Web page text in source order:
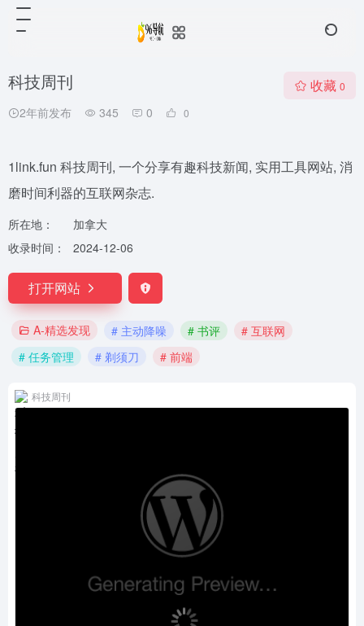
科技周刊
2年前发布 345 0 0
收藏 0
1link.fun 科技周刊, 一个分享有趣科技新闻, 实用工具网站, 消
磨时间利器的互联网杂志.
所在地：
加拿大
收录时间：
2024-12-06
打开网站
A-精选发现 # 主动降噪 # 书评
# 互联网
# 任务管理
# 剃须刀 # 前端
科技周刊